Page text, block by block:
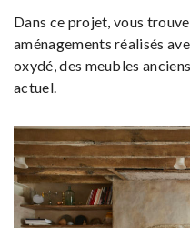
Dans ce projet, vous
aménagements réalisés
oxydé, des meubles
actuel.